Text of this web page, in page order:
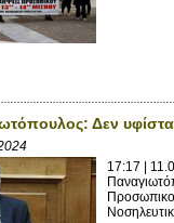
Δεν
17:17 |